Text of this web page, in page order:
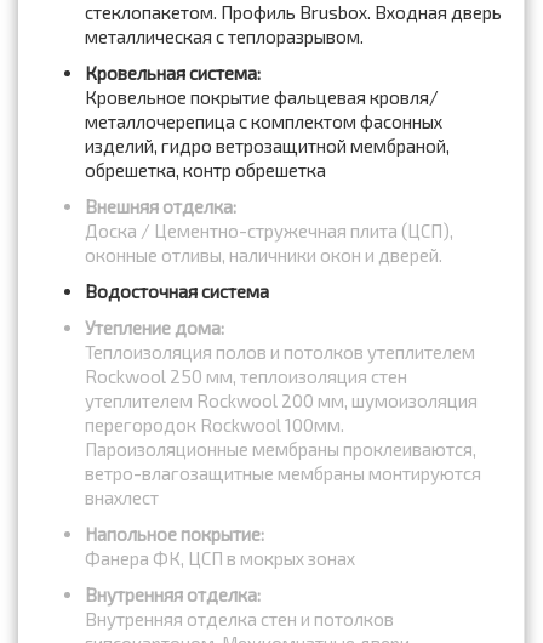
стеклопакетом. Профиль Brusbox. Входная дверь
металлическая с теплоразрывом.
Кровельная система:
Кровельное покрытие фальцевая кровля/
металлочерепица с комплектом фасонных
изделий, гидро ветрозащитной мембраной,
обрешетка, контр обрешетка
Внешняя отделка:
Доска / Цементно-стружечная плита (ЦСП),
оконные отливы, наличники окон и дверей.
Водосточная система
Утепление дома:
Теплоизоляция полов и потолков утеплителем
Rockwool 250 мм, теплоизоляция стен
утеплителем Rockwool 200 мм, шумоизоляция
перегородок Rockwool 100мм.
Пароизоляционные мембраны проклеиваются,
ветро-влагозащитные мембраны монтируются
внахлест
Напольное покрытие:
Фанера ФК, ЦСП в мокрых зонах
Внутренняя отделка:
Внутренняя отделка стен и потолков